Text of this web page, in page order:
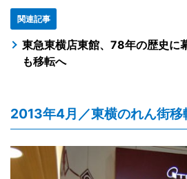
関連記事
東急東横店東館、78年の歴史に
も移転へ
2013年4月／東横のれん街移